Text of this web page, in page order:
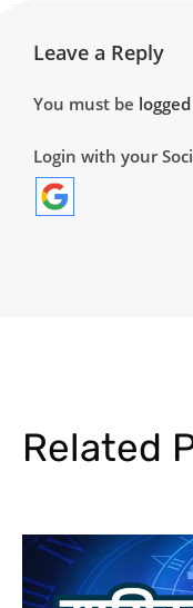
Leave a Reply
You must be
Login with your
Related